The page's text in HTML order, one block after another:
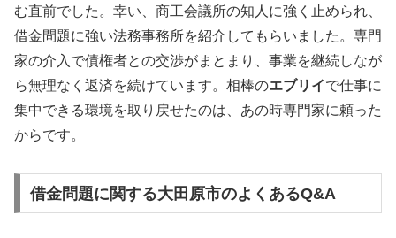
む直前でした。幸い、商工会議所の知人に強く止められ、
借金問題に強い法務事務所を紹介してもらいました。専門
家の介入で債権者との交渉がまとまり、事業を継続しなが
ら無理なく返済を続けています。相棒のエブリイで仕事に
集中できる環境を取り戻せたのは、あの時専門家に頼った
からです。
借金問題に関する大田原市のよくあるQ&A